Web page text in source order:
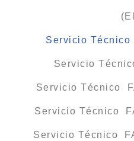
Servicio
Servicio
Servicio Técnico
Servicio Técnico
Servicio Técnico